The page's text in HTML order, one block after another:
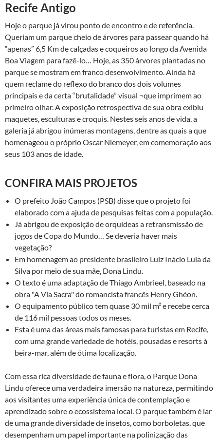
Recife Antigo
Hoje o parque já virou ponto de encontro e de referência.
Queriam um parque cheio de árvores para passear quando há
“apenas” 6,5 Km de calçadas e coqueiros ao longo da Avenida
Boa Viagem para fazê-lo… Hoje, as 350 árvores plantadas no
parque se mostram em franco desenvolvimento. Ainda há
quem reclame do reflexo do branco dos dois volumes
principais e da certa “brutalidade” visual ¬que imprimem ao
primeiro olhar. A exposição retrospectiva de sua obra exibiu
maquetes, esculturas e croquis. Nestes seis anos de vida, a
galeria já abrigou inúmeras montagens, dentre as quais a que
homenageou o próprio Oscar Niemeyer, em comemoração aos
seus 103 anos de idade.
CONFIRA MAIS PROJETOS
O prefeito João Campos (PSB) disse que o projeto foi
elaborado com a ajuda de pesquisas feitas com a população.
Já abrigou de exposição de orquídeas a retransmissão de
jogos de Copa do Mundo… Se deveria haver mais
vegetação?
Em homenagem ao presidente brasileiro Luiz Inácio Lula da
Silva por meio de sua mãe, Dona Lindu.
O texto é uma adaptação de Thiago Ambrieel, baseado na
obra "A Via Sacra" do romancista francês Henry Ghéon.
O equipamento público tem quase 30 mil m² e recebe cerca
de 116 mil pessoas todos os meses.
Esta é uma das áreas mais famosas para turistas em Recife,
com uma grande variedade de hotéis, pousadas e resorts à
beira-mar, além de ótima localização.
Com essa rica diversidade de fauna e flora, o Parque Dona
Lindu oferece uma verdadeira imersão na natureza, permitindo
aos visitantes uma experiência única de contemplação e
aprendizado sobre o ecossistema local. O parque também é lar
de uma grande diversidade de insetos, como borboletas, que
desempenham um papel importante na polinização das